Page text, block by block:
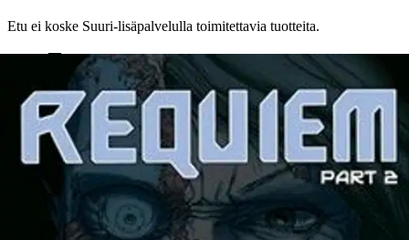
Etu ei koske Suuri‑lisäpalvelulla toimitettavia tuotteita.
Tarkista myymäläsaatavuus